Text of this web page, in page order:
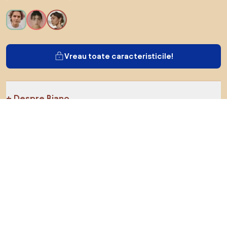
Vreau toate caracteristicile!
Despre Biano